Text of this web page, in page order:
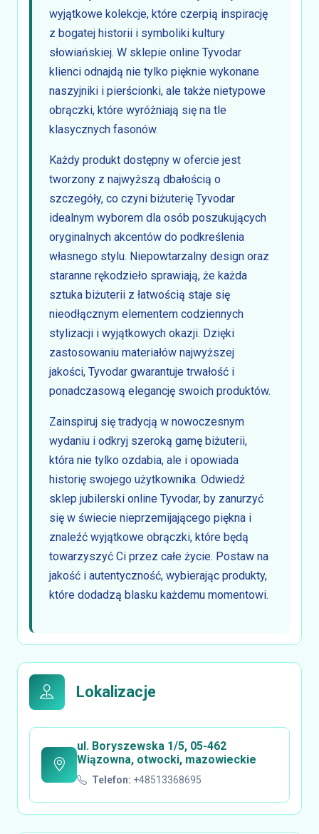
wyjątkowe kolekcje, które czerpią inspirację
z bogatej historii i symboliki kultury
słowiańskiej. W sklepie online Tyvodar
klienci odnajdą nie tylko pięknie wykonane
naszyjniki i pierścionki, ale także nietypowe
obrączki, które wyróżniają się na tle
klasycznych fasonów.
Każdy produkt dostępny w ofercie jest
tworzony z najwyższą dbałością o
szczegóły, co czyni biżuterię Tyvodar
idealnym wyborem dla osób poszukujących
oryginalnych akcentów do podkreślenia
własnego stylu. Niepowtarzalny design oraz
staranne rękodzieło sprawiają, że każda
sztuka biżuterii z łatwością staje się
nieodłącznym elementem codziennych
stylizacji i wyjątkowych okazji. Dzięki
zastosowaniu materiałów najwyższej
jakości, Tyvodar gwarantuje trwałość i
ponadczasową elegancję swoich produktów.
Zainspiruj się tradycją w nowoczesnym
wydaniu i odkryj szeroką gamę biżuterii,
która nie tylko ozdabia, ale i opowiada
historię swojego użytkownika. Odwiedź
sklep jubilerski online Tyvodar, by zanurzyć
się w świecie nieprzemijającego piękna i
znaleźć wyjątkowe obrączki, które będą
towarzyszyć Ci przez całe życie. Postaw na
jakość i autentyczność, wybierając produkty,
które dodadzą blasku każdemu momentowi.
Lokalizacje
ul. Boryszewska 1/5, 05-462
Wiązowna, otwocki, mazowieckie
Telefon: +48513368695